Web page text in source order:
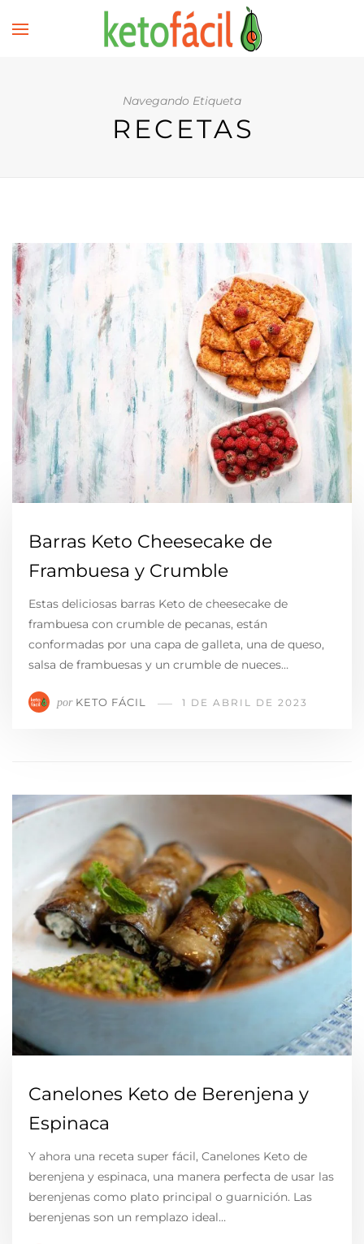
Navegando Etiqueta
RECETAS
Barras Keto Cheesecake de
Frambuesa y Crumble
Estas deliciosas barras Keto de cheesecake de
frambuesa con crumble de pecanas, están
conformadas por una capa de galleta, una de queso,
salsa de frambuesas y un crumble de nueces…
por KETO FÁCIL 1 DE ABRIL DE 2023
Canelones Keto de Berenjena y
Espinaca
Y ahora una receta super fácil, Canelones Keto de
berenjena y espinaca, una manera perfecta de usar las
berenjenas como plato principal o guarnición. Las
berenjenas son un remplazo ideal…